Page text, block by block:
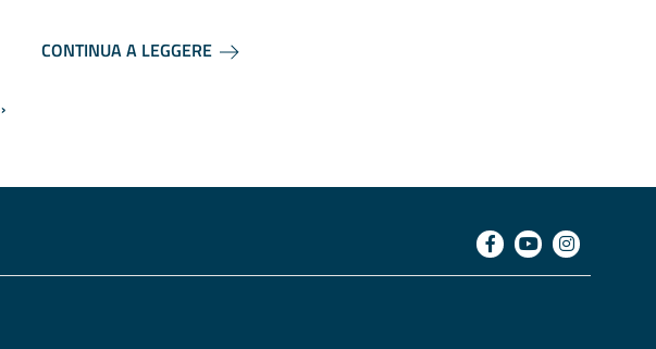
CONTINUA A LEGGERE
Pagina successiva
›